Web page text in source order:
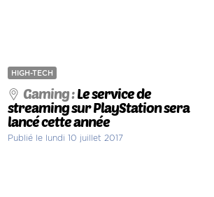
HIGH-TECH
Gaming :Le service de
streaming sur PlayStation sera
lancé cette année
Publié le lundi 10 juillet 2017